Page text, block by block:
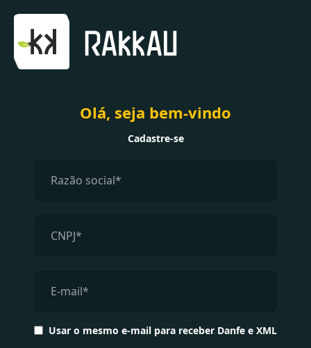
Olá, seja bem-vindo
Cadastre-se
Usar o mesmo e-mail para receber Danfe e XML